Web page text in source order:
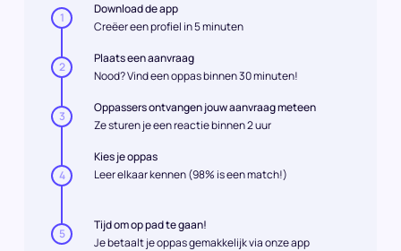
1
Download de app
Creëer een profiel in 5 minuten
2
Plaats een aanvraag
Nood? Vind een oppas binnen 30 minuten!
3
Oppassers ontvangen jouw aanvraag meteen
Ze sturen je een reactie binnen 2 uur
4
Kies je oppas
Leer elkaar kennen (98% is een match!)
5
Tijd om op pad te gaan!
Je betaalt je oppas gemakkelijk via onze app